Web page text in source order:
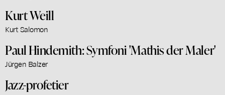
Kurt Weill
Kurt Salomon
Paul Hindemith: Symfoni 'Mathis der Maler'
Jürgen Balzer
Jazz-profetier